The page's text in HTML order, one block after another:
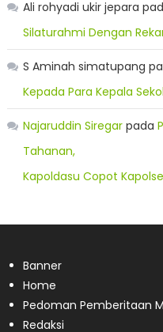
Ali rohyadi ukir jepara
Silaturahmi Dengan
S Aminah simatupang
Kepada Para Kepala
Najaruddin Siregarpada
Tahanan,
Kapoldasu Copot
Banner
Home
Pedoman Pemberitaan
Redaksi